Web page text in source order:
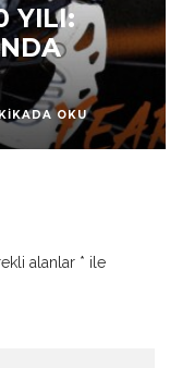
OKU
alanlar * ile